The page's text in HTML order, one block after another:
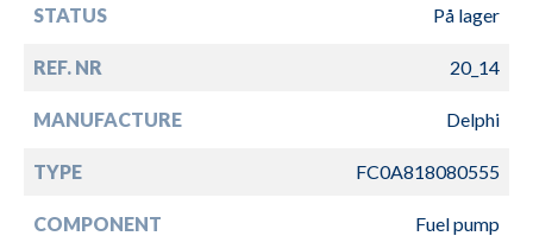
STATUS På lager
REF. NR 20_14
MANUFACTURE Delphi
TYPE FC0A818080555
COMPONENT Fuel pump